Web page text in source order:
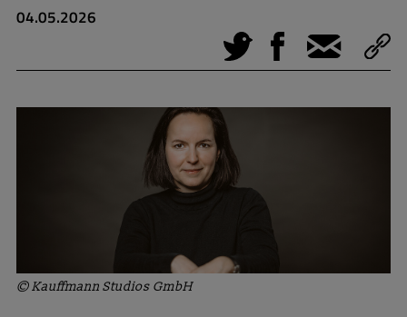
04.05.2026
Tweet Facebook
E-Mail
© Kauffmann Studios GmbH